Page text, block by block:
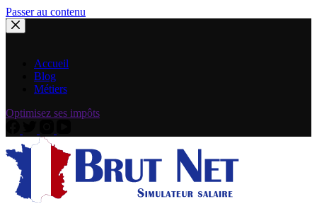
Passer au contenu
Accueil
Blog
Métiers
Optimisez ses impôts